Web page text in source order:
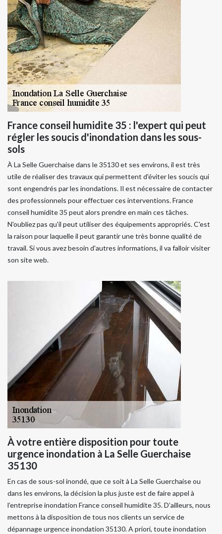
France conseil humidite 35 : l'expert qui peut
régler les soucis d'inondation dans les sous-
sols
À La Selle Guerchaise dans le 35130 et ses environs, il est très
utile de réaliser des travaux qui permettent d'éviter les soucis qui
sont engendrés par les inondations. Il est nécessaire de contacter
des professionnels pour effectuer ces interventions. France
conseil humidite 35 peut alors prendre en main ces tâches.
N'oubliez pas qu'il peut utiliser des équipements appropriés. C'est
la raison pour laquelle il peut garantir une très bonne qualité de
travail. Si vous avez besoin d'autres informations, il va falloir visiter
son site web.
À votre entière disposition pour toute
urgence inondation à La Selle Guerchaise
35130
En cas de sous-sol inondé, que ce soit à La Selle Guerchaise ou
dans les environs, la décision la plus juste est de faire appel à
l’entreprise inondation France conseil humidite 35. D’ailleurs, nous
mettons à la disposition de tous nos clients un service de
dépannage urgence inondation 35130. A priori, toute inondation